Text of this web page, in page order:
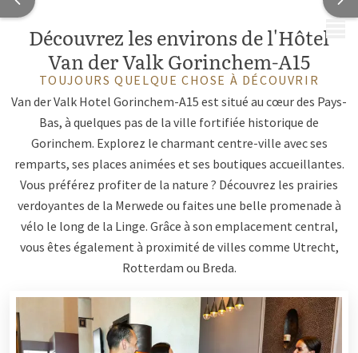
MENU
Découvrez les environs de l'Hôtel
Van der Valk Gorinchem-A15
TOUJOURS QUELQUE CHOSE À DÉCOUVRIR
Van der Valk Hotel Gorinchem-A15 est situé au cœur des Pays-
Bas, à quelques pas de la ville fortifiée historique de
Gorinchem. Explorez le charmant centre-ville avec ses
remparts, ses places animées et ses boutiques accueillantes.
Vous préférez profiter de la nature ? Découvrez les prairies
verdoyantes de la Merwede ou faites une belle promenade à
vélo le long de la Linge. Grâce à son emplacement central,
vous êtes également à proximité de villes comme Utrecht,
Rotterdam ou Breda.